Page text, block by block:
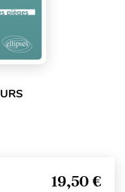
19,50 €